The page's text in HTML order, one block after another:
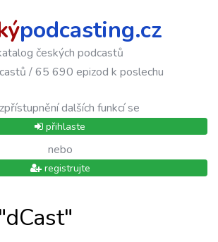
podcasting.cz
českých podcastů
/ 65 690 epizod k poslechu
dalších funkcí se
přihlaste
nebo
registrujte